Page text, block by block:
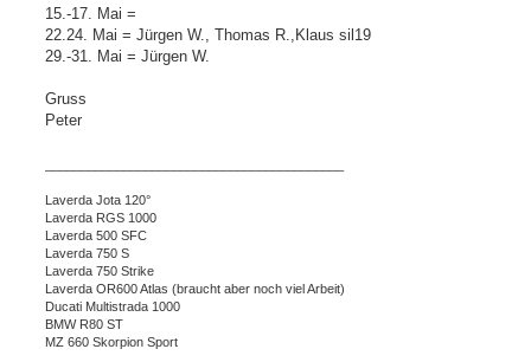
a
15.-17. Mai =
22.24. Mai = Jürgen W., Thomas R.,Klaus sil19
29.-31. Mai = Jürgen W.
Gruss
Peter
Laverda Jota 120°
Laverda RGS 1000
Laverda 500 SFC
Laverda 750 S
Laverda 750 Strike
Laverda OR600 Atlas (braucht aber noch viel Arbeit)
Ducati Multistrada 1000
BMW R80 ST
MZ 660 Skorpion Sport